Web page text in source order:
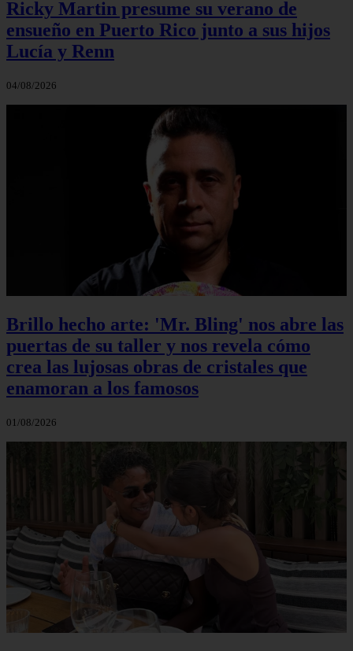
Ricky Martin presume su verano de
ensueño en Puerto Rico junto a sus hijos
Lucía y Renn
04/08/2026
Brillo hecho arte: 'Mr. Bling' nos abre las
puertas de su taller y nos revela cómo
crea las lujosas obras de cristales que
enamoran a los famosos
01/08/2026